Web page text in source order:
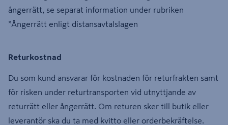
ångerrätt, se separat information under rubriken
”Ångerrätt enligt distansavtalslagen
Returkostnad
Du som kund ansvarar för kostnaden för returfrakten samt
för risken under returtransporten vid utnyttjande av
returrätt eller ångerrätt. Om returen sker till butik eller
leverantör ska du ta med kvitto eller orderbekräftelse.